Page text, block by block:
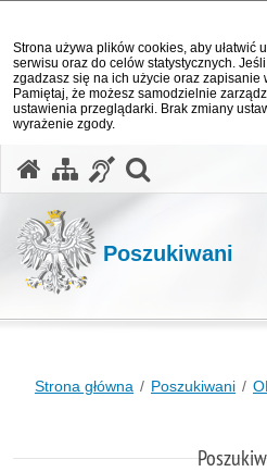
Strona używa plików cookies, aby ułatwić
serwisu oraz do celów statystycznych.
zgadzasz się na ich użycie oraz zapisanie
Pamiętaj, że możesz samodzielnie
ustawienia przeglądarki. Brak zmiany
wyrażenie zgody.
Poszukiwani
Strona główna Poszukiwani